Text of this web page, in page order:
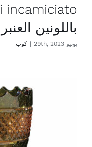
incamiciato
باللونين
يونيو 29th, 2023 | كوب